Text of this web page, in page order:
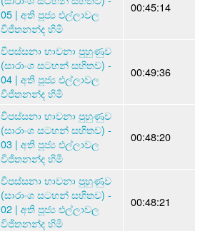
05 | අති පූජ්‍ය එල්ලාවල
විජිතනන්ද හිමි
00:45:14
විපස්සනා භාවනා පුහුණුව
(සාරාංශ සටහන් සහිතව) -
04 | අති පූජ්‍ය එල්ලාවල
විජිතනන්ද හිමි
00:49:36
විපස්සනා භාවනා පුහුණුව
(සාරාංශ සටහන් සහිතව) -
03 | අති පූජ්‍ය එල්ලාවල
විජිතනන්ද හිමි
00:48:20
විපස්සනා භාවනා පුහුණුව
(සාරාංශ සටහන් සහිතව) -
02 | අති පූජ්‍ය එල්ලාවල
විජිතනන්ද හිමි
00:48:21